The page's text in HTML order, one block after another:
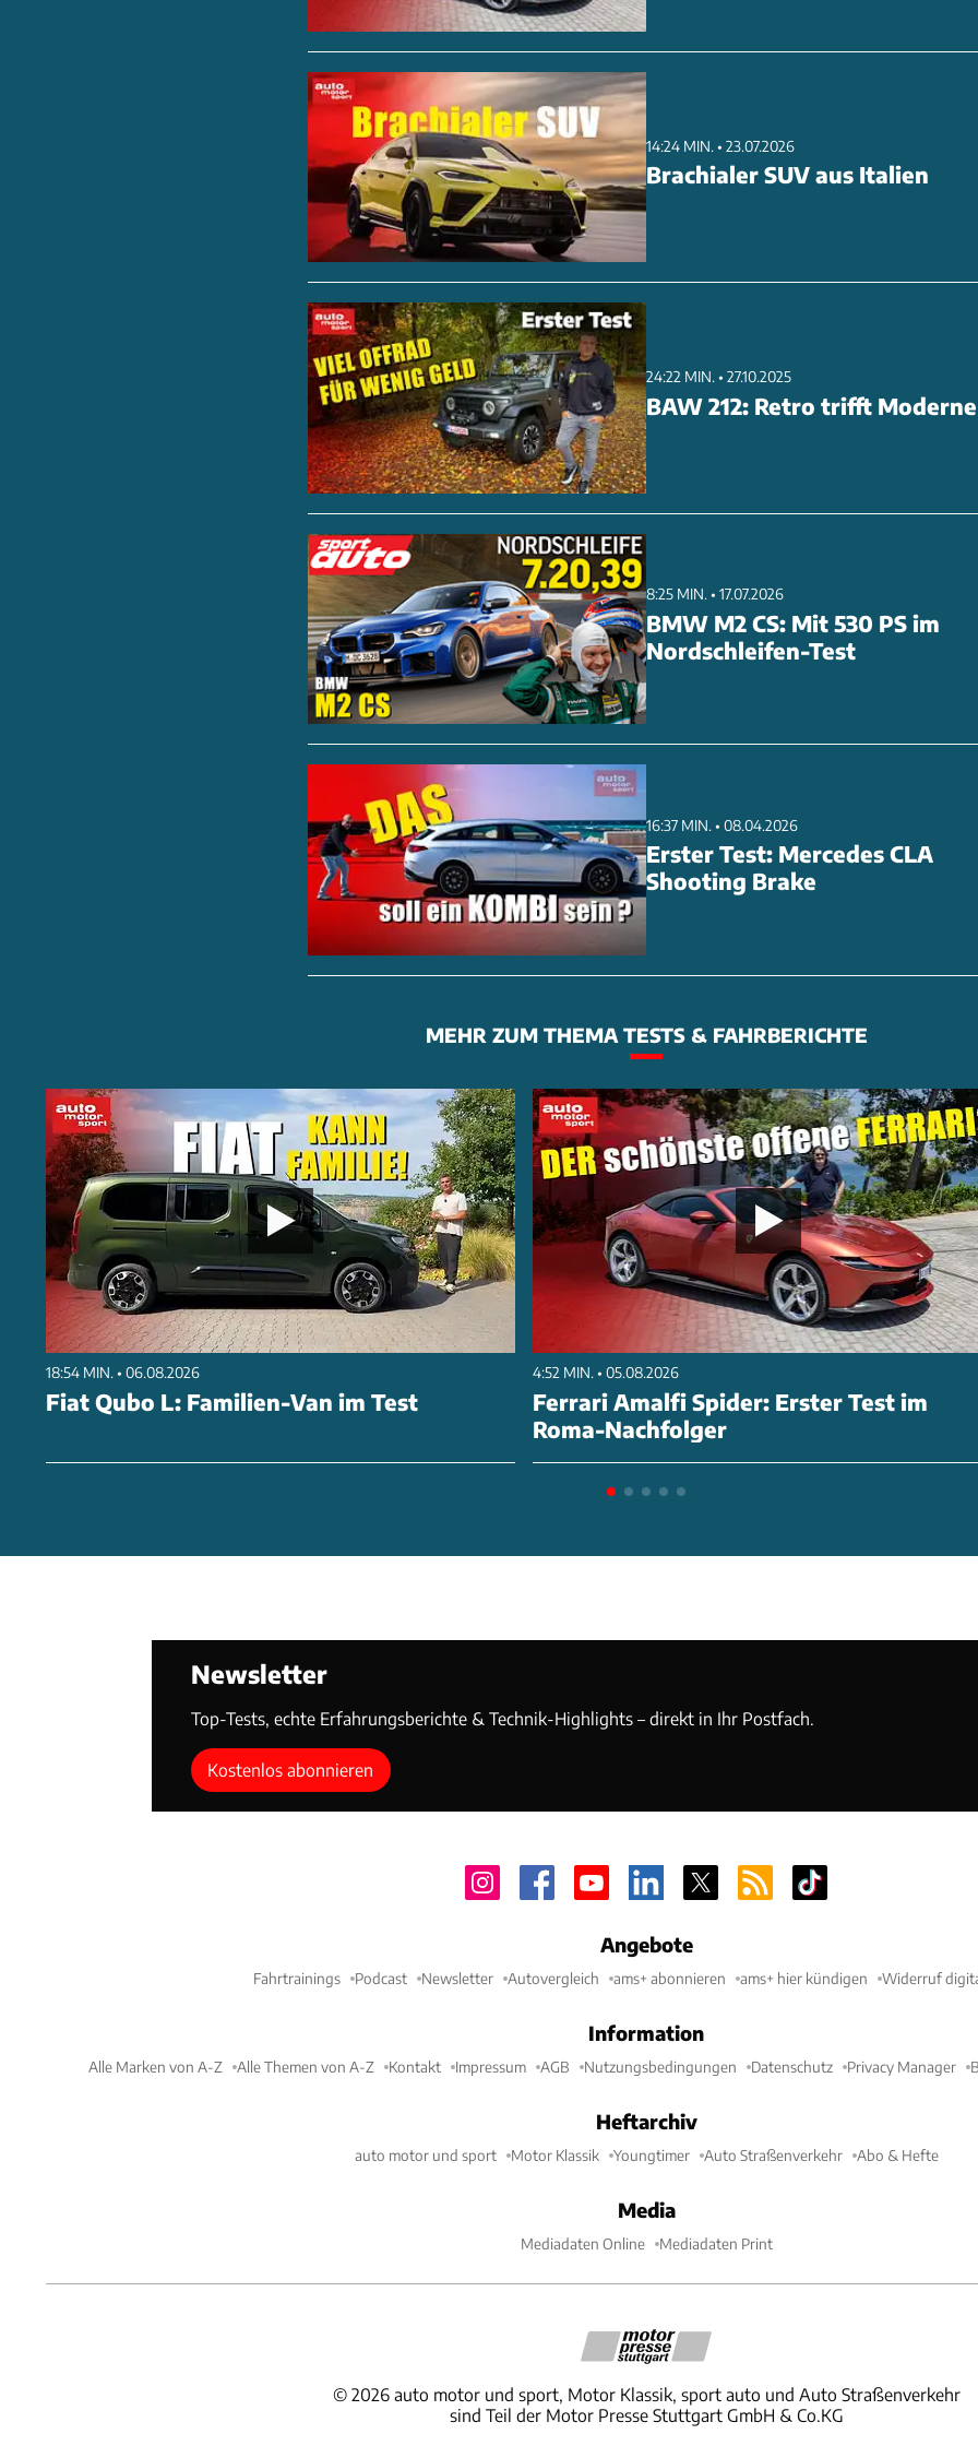
14:24 MIN. • 23.07.2026
Brachialer SUV aus Italien
24:22 MIN. • 27.10.2025
BAW 212: Retro trifft Moderne
8:25 MIN. • 17.07.2026
BMW M2 CS: Mit 530 PS im
Nordschleifen-Test
16:37 MIN. • 08.04.2026
Erster Test: Mercedes CLA
Shooting Brake
MEHR ZUM THEMA TESTS & FAHRBERICHTE
18:54 MIN. • 06.08.2026
Fiat Qubo L: Familien-Van im Test
4:52 MIN. • 05.08.2026
Ferrari Amalfi Spider: Erster Test im
Roma-Nachfolger
Newsletter
Top-Tests, echte Erfahrungsberichte & Technik-Highlights – direkt in Ihr Postfach.
Kostenlos abonnieren
Angebote
Fahrtrainings Podcast Newsletter Autovergleich ams+ abonnieren ams+ hier kündigen Widerruf
Information
Alle Marken von A-Z Alle Themen von A-Z Kontakt Impressum AGB Nutzungsbedingungen Datenschutz Privacy Manager
Heftarchiv
auto motor und sport Motor Klassik Youngtimer Auto Straßenverkehr Abo & Hefte
Media
Mediadaten Online Mediadaten Print
© 2026 auto motor und sport, Motor Klassik, sport auto und Auto Straßenverkehr
sind Teil der Motor Presse Stuttgart GmbH & Co.KG